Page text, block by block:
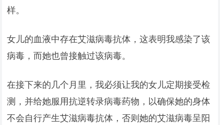
样。
女儿的血液中存在艾滋病毒抗体，这表明我感染了该
病毒，而她也曾接触过该病毒。
在接下来的几个月里，我必须让我的女儿定期接受检
测，并给她服用抗逆转录病毒药物，以确保她的身体
不会自行产生艾滋病毒抗体，否则她的艾滋病毒呈阳